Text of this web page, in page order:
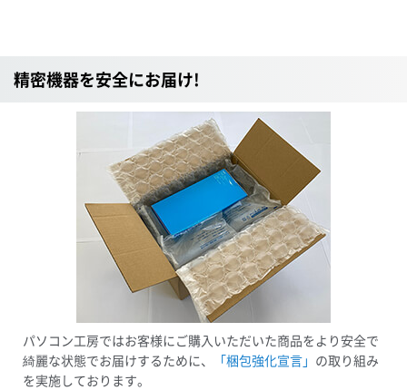
精密機器を安全にお届け!
パソコン工房ではお客様にご購入いただいた商品をより安全で
綺麗な状態でお届けするために、
「梱包強化宣言」 の取り組み
を実施しております。